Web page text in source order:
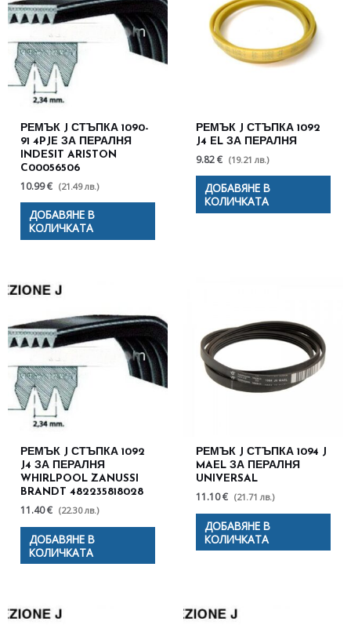
РЕМЪК J СТЪПКА 1090-
91 4PJE ЗА ПЕРАЛНЯ
INDESIT ARISTON
C00056506
10.99 € (21.49 лв.)
ДОБАВЯНЕ В
КОЛИЧКАТА
РЕМЪК J СТЪПКА 1092
J4 EL ЗА ПЕРАЛНЯ
9.82 € (19.21 лв.)
ДОБАВЯНЕ В
КОЛИЧКАТА
РЕМЪК J СТЪПКА 1092
J4 ЗА ПЕРАЛНЯ
WHIRLPOOL ZANUSSI
BRANDT 482235818028
11.40 € (22.30 лв.)
ДОБАВЯНЕ В
КОЛИЧКАТА
РЕМЪК J СТЪПКА 1094 J
MAEL ЗА ПЕРАЛНЯ
UNIVERSAL
11.10 € (21.71 лв.)
ДОБАВЯНЕ В
КОЛИЧКАТА